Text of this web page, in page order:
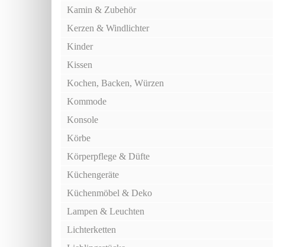
Kamin & Zubehör
Kerzen & Windlichter
Kinder
Kissen
Kochen, Backen, Würzen
Kommode
Konsole
Körbe
Körperpflege & Düfte
Küchengeräte
Küchenmöbel & Deko
Lampen & Leuchten
Lichterketten